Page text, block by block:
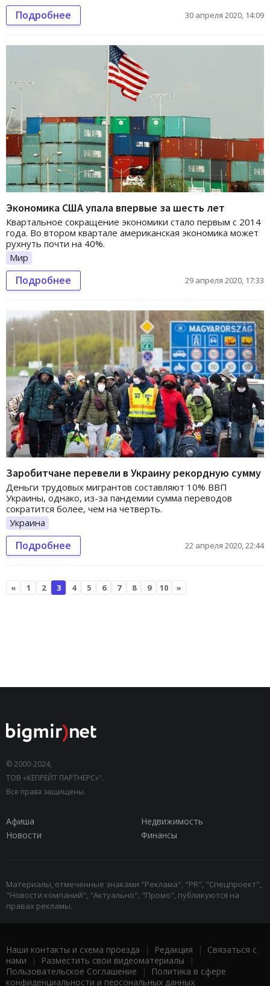
Подробнее 30 апреля 2020, 14:09
Экономика США упала впервые за шесть лет
Квартальное сокращение экономики стало первым с 2014
года. Во втором квартале американская экономика может
рухнуть почти на 40%.
Мир
Подробнее 29 апреля 2020, 17:33
Заробитчане перевели в Украину рекордную сумму
Деньги трудовых мигрантов составляют 10% ВВП
Украины, однако, из-за пандемии сумма переводов
сократится более, чем на четверть.
Украина
Подробнее 22 апреля 2020, 22:44
« 1 2 3 4 5 6 7 8 9 10 »
© 2000-2024,
ТОВ «КЕПРЕЙТ ПАРТНЕРС»".
Все права защищены.
Афиша
Недвижимость
Новости
Финансы
Материалы, отмеченные знаками "Реклама", "PR", "Спецпроект",
"Новости компаний", "Актуально", "Промо", публикуются на
правах рекламы.
Наши контакты и схема проезда | Редакция | Связаться с
нами | Разместить свои видеоматериалы |
Пользовательское Соглашение |
Политика в сфере
конфиденциальности и персональных данных